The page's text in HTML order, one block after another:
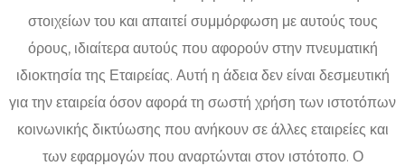
στοιχείων του και απαιτεί συμμόρφωση με αυτούς τους
όρους, ιδιαίτερα αυτούς που αφορούν στην πνευματική
ιδιοκτησία της Εταιρείας. Αυτή η άδεια δεν είναι δεσμευτική
για την εταιρεία όσον αφορά τη σωστή χρήση των ιστοτόπων
κοινωνικής δικτύωσης που ανήκουν σε άλλες εταιρείες και
των εφαρμογών που αναρτώνται στον ιστότοπο. Ο